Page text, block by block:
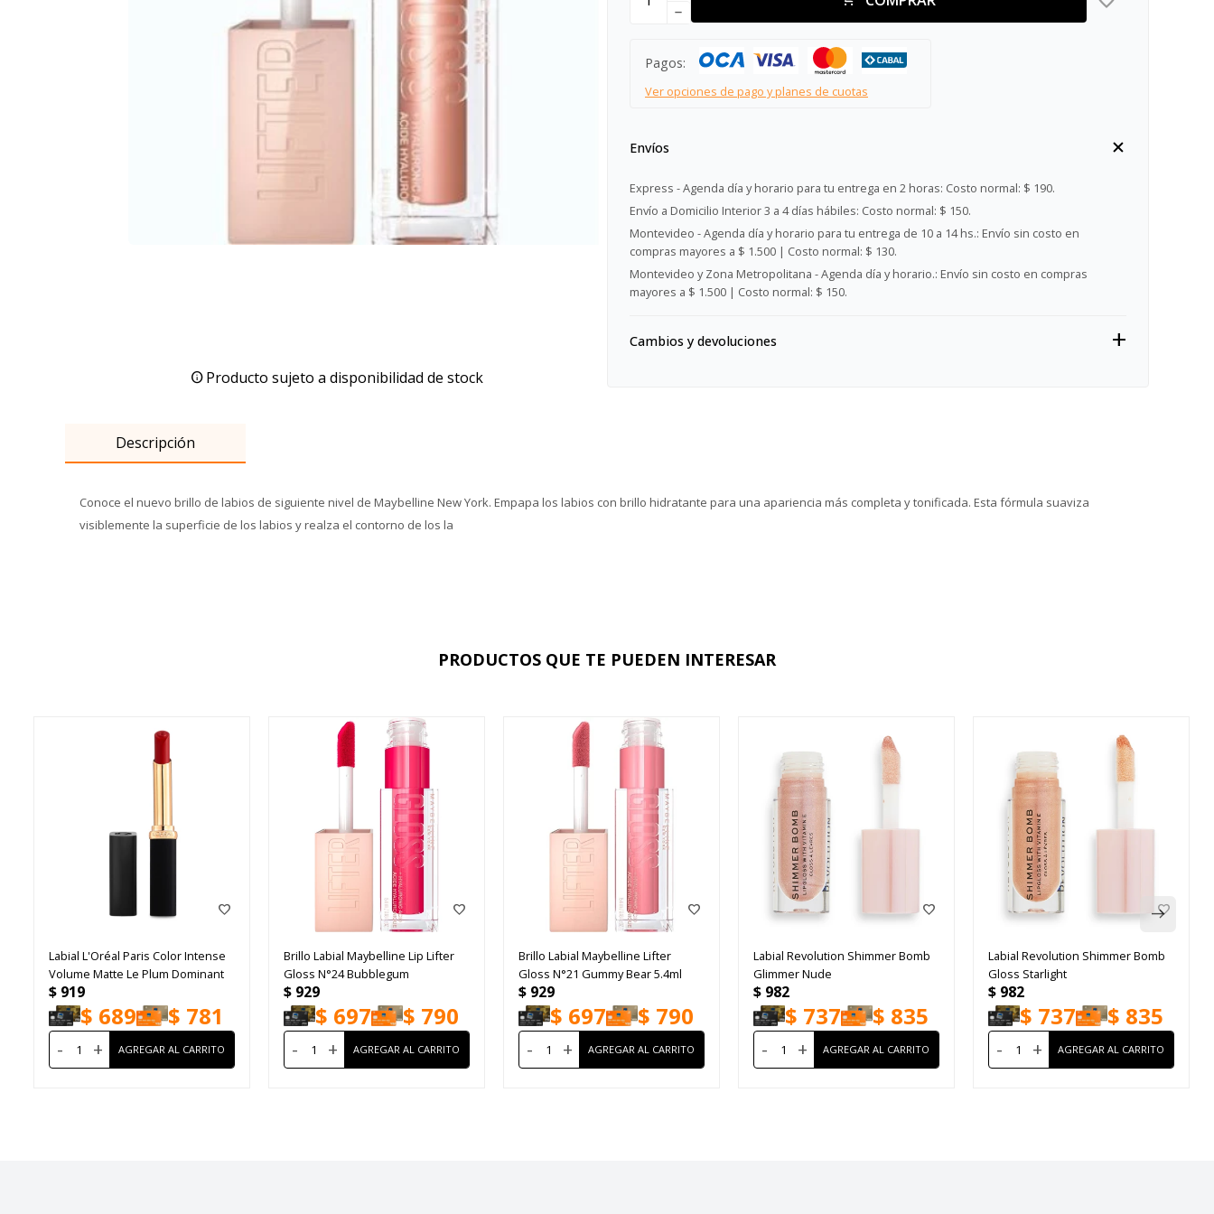
Producto sujeto a disponibilidad de stock
remove
Pagos:
Ver opciones de pago y planes de cuotas
Envíos
Express - Agenda día y horario para tu entrega en 2 horas: Costo normal: $ 190.
Envío a Domicilio Interior 3 a 4 días hábiles: Costo normal: $ 150.
Montevideo - Agenda día y horario para tu entrega de 10 a 14 hs.: Envío sin costo en
compras mayores a $ 1.500 | Costo normal: $ 130.
Montevideo y Zona Metropolitana - Agenda día y horario.: Envío sin costo en compras
mayores a $ 1.500 | Costo normal: $ 150.
Cambios y devoluciones
Descripción
Conoce el nuevo brillo de labios de siguiente nivel de Maybelline New York. Empapa los labios con brillo hidratante para una apariencia más completa y tonificada. Esta fórmula suaviza
visiblemente la superficie de los labios y realza el contorno de los la
PRODUCTOS QUE TE PUEDEN INTERESAR
Labial L'Oréal Paris Color Intense
Volume Matte Le Plum Dominant
$ 919
$ 689 $ 781
- +
Brillo Labial Maybelline Lip Lifter
Gloss N°24 Bubblegum
$ 929
$ 697 $ 790
- +
Brillo Labial Maybelline Lifter
Gloss N°21 Gummy Bear 5.4ml
$ 929
$ 697 $ 790
- +
Labial Revolution Shimmer Bomb
Glimmer Nude
$ 982
$ 737 $ 835
- +
Labial Revolution Shimmer Bomb
Gloss Starlight
$ 982
$ 737 $ 835
- +